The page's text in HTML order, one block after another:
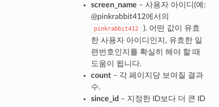
screen_name – 사용자 아이디(예:
@pinkrabbit412에서의
pinkrabbit412
). 어떤 값이 유효
한 사용자 아이디인지, 유효한 일
련번호인지를 확실히 해야 할 때
도움이 됩니다.
count– 각 페이지당 보여질 결과
수.
since_id – 지정한 ID보다 더 큰 ID